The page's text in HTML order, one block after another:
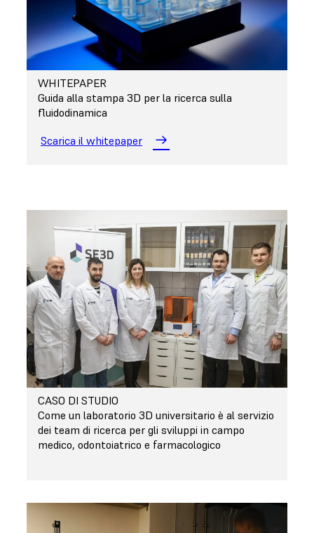
WHITEPAPER
Guida alla stampa 3D per la ricerca sulla
fluidodinamica
Scarica il whitepaper
CASO DI STUDIO
Come un laboratorio 3D universitario è al servizio
dei team di ricerca per gli sviluppi in campo
medico, odontoiatrico e farmacologico